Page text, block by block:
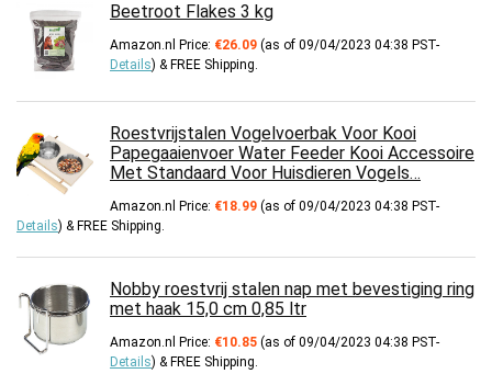
Beetroot Flakes 3 kg
Amazon.nl Price: €26.09 (as of 09/04/2023 04:38 PST-
Details) & FREE Shipping.
Roestvrijstalen Vogelvoerbak Voor Kooi
Papegaaienvoer Water Feeder Kooi Accessoire
Met Standaard Voor Huisdieren Vogels…
Amazon.nl Price: €18.99 (as of 09/04/2023 04:38 PST-
Details) & FREE Shipping.
Nobby roestvrij stalen nap met bevestiging ring
met haak 15,0 cm 0,85 ltr
Amazon.nl Price: €10.85 (as of 09/04/2023 04:38 PST-
Details) & FREE Shipping.